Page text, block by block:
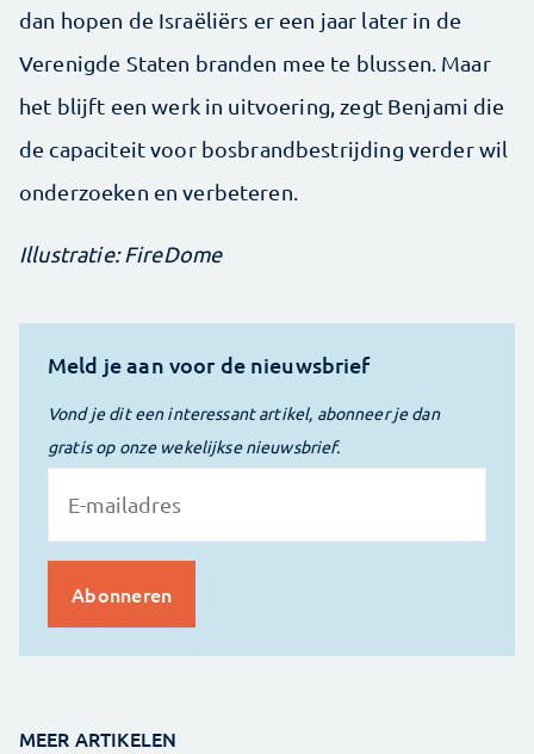
dan hopen de Israëliërs er een jaar later in de
Verenigde Staten branden mee te blussen. Maar
het blijft een werk in uitvoering, zegt Benjami die
de capaciteit voor bosbrandbestrijding verder wil
onderzoeken en verbeteren.
Illustratie: FireDome
Meld je aan voor de nieuwsbrief
Vond je dit een interessant artikel, abonneer je dan
gratis op onze wekelijkse nieuwsbrief.
MEER ARTIKELEN